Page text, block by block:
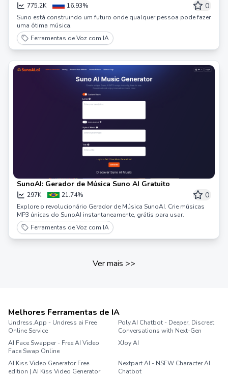
775.2K 16.93% 0
Suno está construindo um futuro onde qualquer pessoa pode fazer
uma ótima música.
Ferramentas de Voz com IA
SunoAI: Gerador de Música Suno AI Gratuito
297K 21.74% 0
Explore o revolucionário Gerador de Música SunoAI. Crie músicas
MP3 únicas do SunoAI instantaneamente, grátis para usar.
Ferramentas de Voz com IA
Ver mais >>
Melhores Ferramentas de IA
Undress.App - Undress ai Free
Online Service
Poly.AI Chatbot - Deeper, Discreet
Conversations with Next-Gen
AI Face Swapper - Free AI Video
Face Swap Online
XJoy AI
AI Kiss Video Generator Free
edition | AI Kiss Video Generator
Nextpart AI - NSFW Character AI
Chatbot